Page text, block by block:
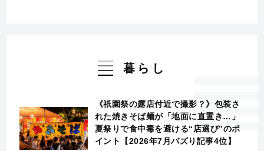
暮らし
《祇園祭の露店付近で撮影？》包装さ
れた焼きそば麺が「地面に直置き…」
夏祭りで食中毒を避ける“店選び”のポ
イント【2026年7月バズり記事4位】